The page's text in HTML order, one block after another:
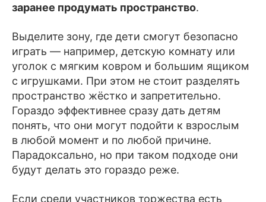
заранее продумать пространство.
Выделите зону, где дети смогут безопасно
играть — например, детскую комнату или
уголок с мягким ковром и большим ящиком
с игрушками. При этом не стоит разделять
пространство жёстко и запретительно.
Гораздо эффективнее сразу дать детям
понять, что они могут подойти к взрослым
в любой момент и по любой причине.
Парадоксально, но при таком подходе они
будут делать это гораздо реже.
Если среди участников торжества есть